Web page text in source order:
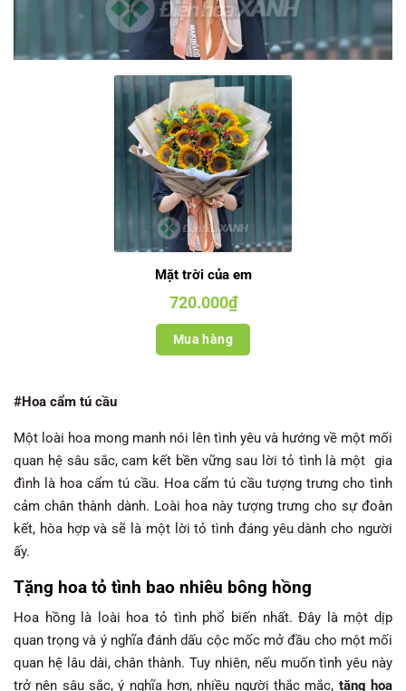
Mặt trời của em
720.000₫
Mua hàng
#Hoa cẩm tú cầu
Một loài hoa mong manh nói lên tình yêu và hướng về một mối
quan hệ sâu sắc, cam kết bền vững sau lời tỏ tình là một gia
đình là hoa cẩm tú cầu. Hoa cẩm tú cầu tượng trưng cho tình
cảm chân thành dành. Loài hoa này tượng trưng cho sự đoàn
kết, hòa hợp và sẽ là một lời tỏ tình đáng yêu dành cho người
ấy.
Tặng hoa tỏ tình bao nhiêu bông hồng
Hoa hồng là loài hoa tỏ tình phổ biến nhất. Đây là một dịp
quan trọng và ý nghĩa đánh dấu cộc mốc mở đầu cho một mối
quan hệ lâu dài, chân thành. Tuy nhiên, nếu muốn tình yêu này
trở nên sâu sắc, ý nghĩa hơn, nhiều người thắc mắc, tặng hoa